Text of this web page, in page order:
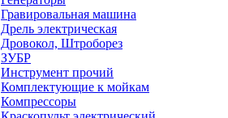
Гравировальная машина
Дрель электрическая
Дровокол, Штроборез
ЗУБР
Инструмент прочий
Комплектующие к мойкам
Компрессоры